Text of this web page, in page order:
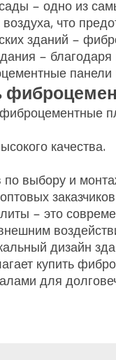
– одно из
что
зданий –
– благодаря
качества.
по выбору и
– это
дизайн
купить
для